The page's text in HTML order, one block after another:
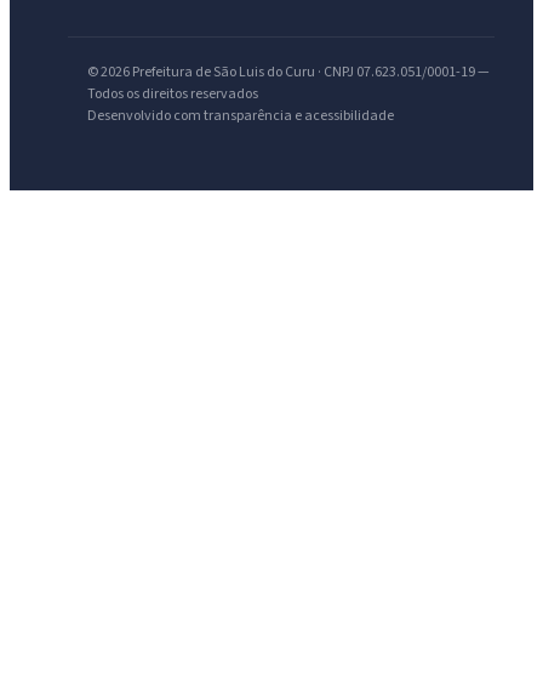
© 2026 Prefeitura de São Luis do Curu · CNPJ 07.623.051/0001-19 —
Todos os direitos reservados
Desenvolvido com transparência e acessibilidade